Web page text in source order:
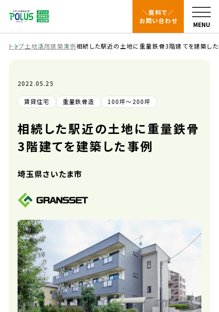
＼無料で／
お問い合わせ
賃貸物件の管理
土地活用
マンション管理
トップ土地活用建築実例相続した駅近の土地に重量鉄骨3階建てを建築し
2022.05.25
賃貸住宅 重量鉄骨造 100坪～200坪
相続した駅近の土地に重量鉄骨
3階建てを建築した事例
埼玉県さいたま市